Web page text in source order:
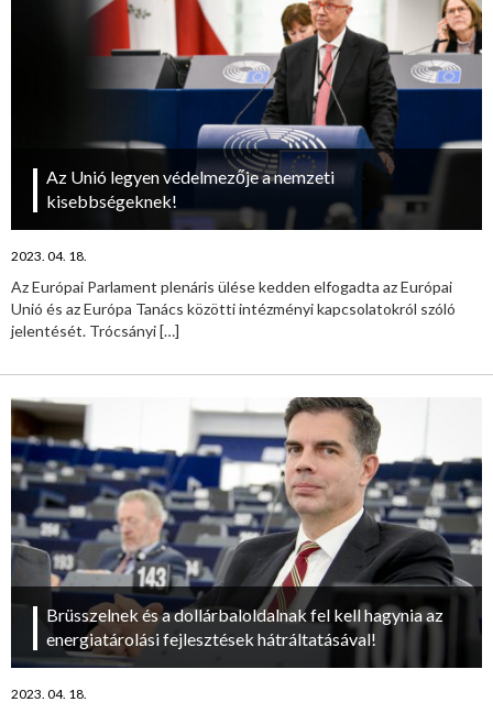
Az Unió legyen védelmezője a nemzeti
kisebbségeknek!
2023. 04. 18.
Az Európai Parlament plenáris ülése kedden elfogadta az Európai
Unió és az Európa Tanács közötti intézményi kapcsolatokról szóló
jelentését. Trócsányi[…]
Brüsszelnek és a dollárbaloldalnak fel kell hagynia az
energiatárolási fejlesztések hátráltatásával!
2023. 04. 18.